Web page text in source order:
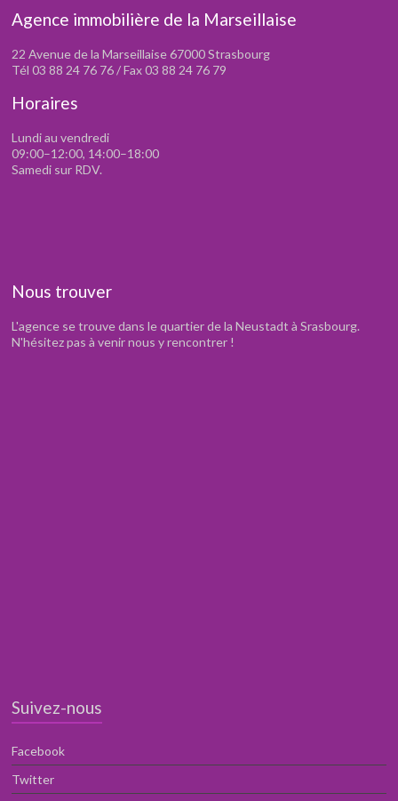
Agence immobilière de la Marseillaise
22 Avenue de la Marseillaise 67000 Strasbourg
Tél 03 88 24 76 76 / Fax 03 88 24 76 79
Horaires
Lundi au vendredi
09:00–12:00, 14:00–18:00
Samedi sur RDV.
Nous trouver
L'agence se trouve dans le quartier de la Neustadt à Srasbourg.
N'hésitez pas à venir nous y rencontrer !
Suivez-nous
Facebook
Twitter